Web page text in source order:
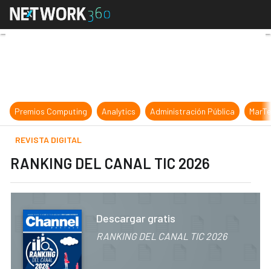
RANKING DEL CANAL TIC 2026
Premios Computing Analytics Administración Pública
REVISTA DIGITAL
RANKING DEL CANAL TIC 2026
Descargar gratis
RANKING DEL CANAL TIC 2026